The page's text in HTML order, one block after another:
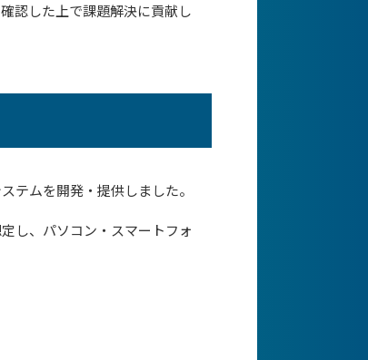
認した上で課題解決に貢献し
テムを開発・提供しました。
し、パソコン・スマートフォ